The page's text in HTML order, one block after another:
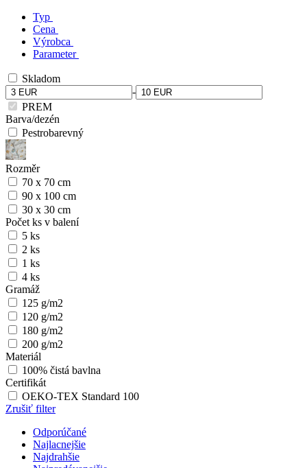
Typ
Cena
Výrobca
Parameter
Skladom
-
PREM
Barva/dezén
Pestrobarevný
Rozměr
70 x 70 cm
90 x 100 cm
30 x 30 cm
Počet ks v balení
5 ks
2 ks
1 ks
4 ks
Gramáž
125 g/m2
120 g/m2
180 g/m2
200 g/m2
Materiál
100% čistá bavlna
Certifikát
OEKO-TEX Standard 100
Zrušiť filter
Odporúčané
Najlacnejšie
Najdrahšie